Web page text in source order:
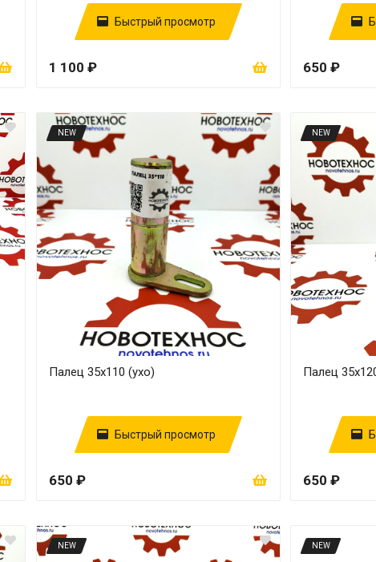
Быстрый просмотр
1 100 ₽ 650 ₽
NEW
Палец 35х110 (ухо)
Быстрый просмотр
650 ₽
NEW
Палец
650 ₽
NEW NEW